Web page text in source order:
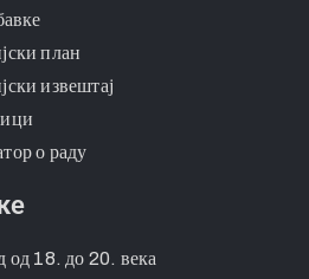
план
извештај
о раду
од 18. до 20. века